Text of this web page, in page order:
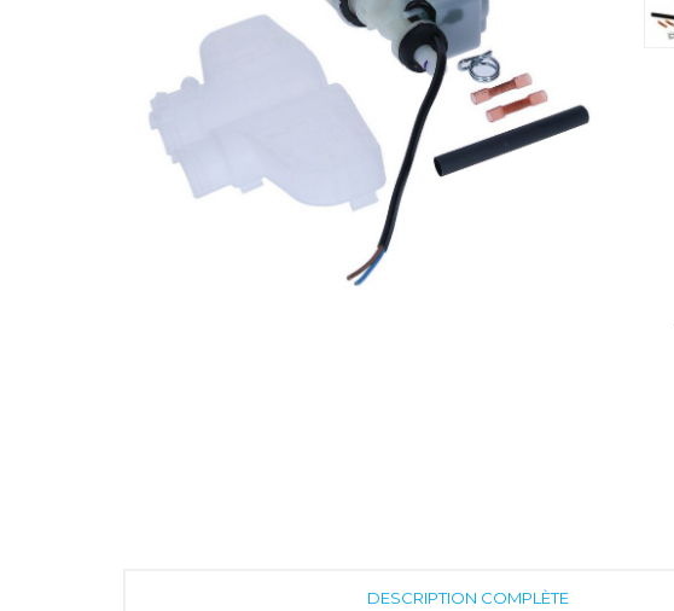
DESCRIPTION COMPLÈTE